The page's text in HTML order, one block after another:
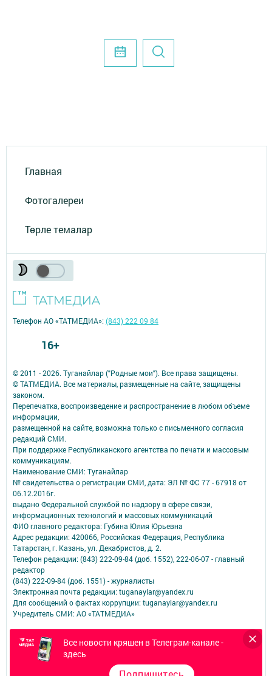
Главная
Фотогалереи
Төрле темалар
Все новости кряшен в Телеграм-канале -
здесь
© 2011 - 2026. Туганайлар ("Родные мои"). Все права защищены.
© ТАТМЕДИА. Все материалы, размещенные на сайте, защищены
законом.
Перепечатка, воспроизведение и распространение в любом объеме
информации,
размещенной на сайте, возможна только с письменного согласия
редакций СМИ.
При поддержке Республиканского агентства по печати и массовым
коммуникациям.
Наименование СМИ: Туганайлар
№ свидетельства о регистрации СМИ, дата: ЭЛ № ФС 77 - 67918 от
06.12.2016г.
выдано Федеральной службой по надзору в сфере связи,
информационных технологий и массовых коммуникаций
ФИО главного редактора: Губина Юлия Юрьевна
Адрес редакции: 420066, Российская Федерация, Республика
Татарстан, г. Казань, ул. Декабристов, д. 2.
Телефон редакции: (843) 222-09-84 (доб. 1552), 222-06-07 - главный
редактор
(843) 222-09-84 (доб. 1551) - журналисты
Электронная почта редакции: tuganaylar@yandex.ru
Для сообщений о фактах коррупции: tuganaylar@yandex.ru
Учредитель СМИ: АО «ТАТМЕДИА»
Антикоррупционная политика
АО «ТАТМЕДИА» использует «cookie» для персонализации сервисов и
удобства пользователей сайтом.
Использование «cookie» можно отменить в настройках браузера.
Телефон АО «ТАТМЕДИА»:(843) 222 09 84
16+